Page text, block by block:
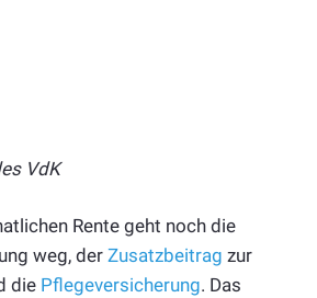
VdK
Rente geht noch die
weg, der Zusatzbeitrag zur
die Pflegeversicherung. Das